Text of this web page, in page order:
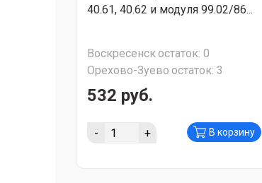
40.61, 40.62 и модуля 99.02/86...
Воскресенскостаток: 0
Орехово-Зуево остаток: 3
532 руб.
- + В корзину